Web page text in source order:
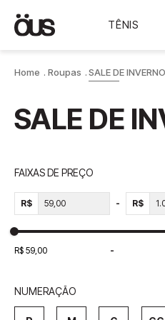
TÊNIS
Roupas SALE DE INVERNO
SALE DE
NUMERAÇÃO
FAIXAS DE PREÇO
R$ R$
R$ 59,00